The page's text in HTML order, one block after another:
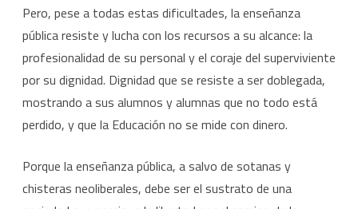
Pero, pese a todas estas dificultades, la enseñanza
pública resiste y lucha con los recursos a su alcance: la
profesionalidad de su personal y el coraje del superviviente
por su dignidad. Dignidad que se resiste a ser doblegada,
mostrando a sus alumnos y alumnas que no todo está
perdido, y que la Educación no se mide con dinero.
Porque la enseñanza pública, a salvo de sotanas y
chisteras neoliberales, debe ser el sustrato de una